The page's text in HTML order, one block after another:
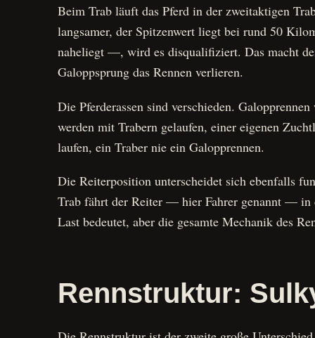
Beim Trab läuft das Pferd in der zweitaktigen
langsamer, der Spitzenwert liegt bei rund 50
naheliegt —, wird es disqualifiziert. Das macht
Galoppsprung das Rennen verlieren.
Die Pferderassen sind verschieden.
werden mit Trabern gelaufen, einer eigenen
laufen, ein Traber nie ein Galopprennen.
Die Reiterposition unterscheidet sich ebenfalls
Trab fährt der Reiter — hier Fahrer genannt — in
Last bedeutet, aber die gesamte Mechanik des
Rennstruktur: